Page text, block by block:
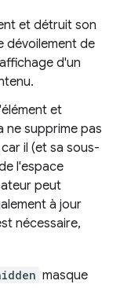
et détruit son
dévoilement de
d'un
et
ne supprime pas
il (et sa sous-
l'espace
peut
à jour
nécessaire,
masque